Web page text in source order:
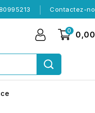
Contactez-
0